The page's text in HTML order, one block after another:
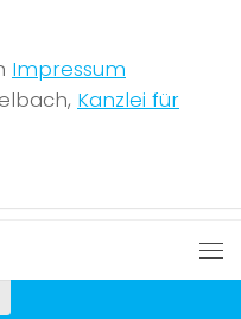
Impressum
Kanzlei für